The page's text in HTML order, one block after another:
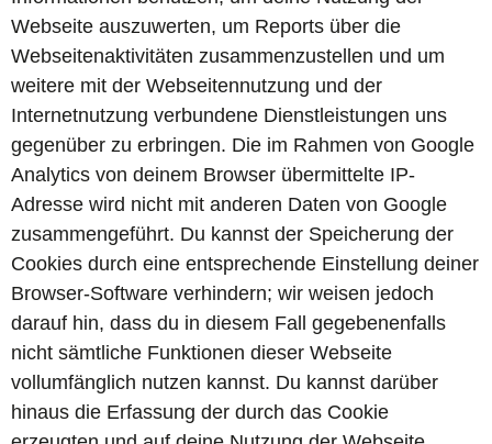
Webseite auszuwerten, um Reports über die
Webseitenaktivitäten zusammenzustellen und um
weitere mit der Webseitennutzung und der
Internetnutzung verbundene Dienstleistungen uns
gegenüber zu erbringen. Die im Rahmen von Google
Analytics von deinem Browser übermittelte IP-
Adresse wird nicht mit anderen Daten von Google
zusammengeführt. Du kannst der Speicherung der
Cookies durch eine entsprechende Einstellung deiner
Browser-Software verhindern; wir weisen jedoch
darauf hin, dass du in diesem Fall gegebenenfalls
nicht sämtliche Funktionen dieser Webseite
vollumfänglich nutzen kannst. Du kannst darüber
hinaus die Erfassung der durch das Cookie